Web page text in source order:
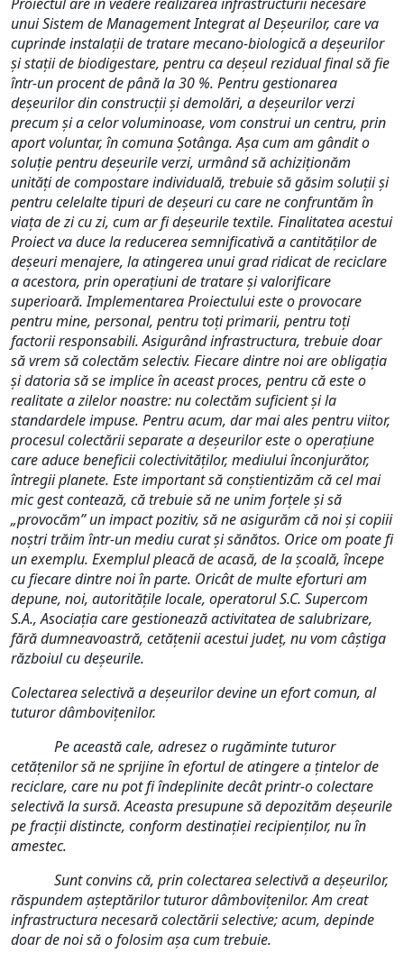
unui Sistem de Management Integrat al Deșeurilor, care va
cuprinde instalații de tratare mecano-biologică a deșeurilor
și stații de biodigestare, pentru ca deșeul rezidual final să fie
într-un procent de până la 30 %. Pentru gestionarea
deșeurilor din construcții și demolări, a deșeurilor verzi
precum și a celor voluminoase, vom construi un centru, prin
aport voluntar, în comuna Șotânga. Așa cum am gândit o
soluție pentru deșeurile verzi, urmând să achiziționăm
unități de compostare individuală, trebuie să găsim soluții și
pentru celelalte tipuri de deșeuri cu care ne confruntăm în
viața de zi cu zi, cum ar fi deșeurile textile. Finalitatea acestui
Proiect va duce la reducerea semnificativă a cantităților de
deșeuri menajere, la atingerea unui grad ridicat de reciclare
a acestora, prin operațiuni de tratare și valorificare
superioară. Implementarea Proiectului este o provocare
pentru mine, personal, pentru toți primarii, pentru toți
factorii responsabili. Asigurând infrastructura, trebuie doar
să vrem să colectăm selectiv. Fiecare dintre noi are obligația
și datoria să se implice în aceast proces, pentru că este o
realitate a zilelor noastre: nu colectăm suficient și la
standardele impuse. Pentru acum, dar mai ales pentru viitor,
procesul colectării separate a deșeurilor este o operațiune
care aduce beneficii colectivităților, mediului înconjurător,
întregii planete. Este important să conștientizăm că cel mai
mic gest contează, că trebuie să ne unim forțele și să
„provocăm” un impact pozitiv, să ne asigurăm că noi și copiii
noștri trăim într-un mediu curat și sănătos. Orice om poate fi
un exemplu. Exemplul pleacă de acasă, de la școală, începe
cu fiecare dintre noi în parte. Oricât de multe eforturi am
depune, noi, autoritățile locale, operatorul S.C. Supercom
S.A., Asociația care gestionează activitatea de salubrizare,
fără dumneavoastră, cetățenii acestui județ, nu vom câștiga
războiul cu deșeurile.
Colectarea selectivă a deșeurilor devine un efort comun, al
tuturor dâmbovițenilor.
Pe această cale, adresez o rugăminte tuturor
cetățenilor să ne sprijine în efortul de atingere a țintelor de
reciclare, care nu pot fi îndeplinite decât printr-o colectare
selectivă la sursă. Aceasta presupune să depozităm deșeurile
pe fracții distincte, conform destinației recipienților, nu în
amestec.
Sunt convins că, prin colectarea selectivă a deșeurilor,
răspundem așteptărilor tuturor dâmbovițenilor. Am creat
infrastructura necesară colectării selective; acum, depinde
doar de noi să o folosim așa cum trebuie.